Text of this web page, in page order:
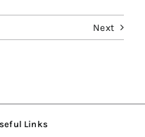
Next
Links